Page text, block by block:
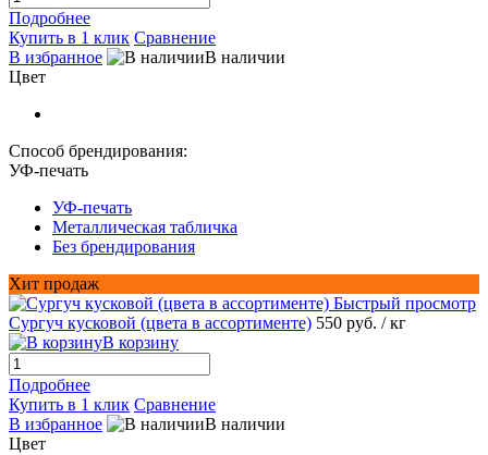
Подробнее
Купить в 1 клик Сравнение
В избранное
В наличии
Цвет
Способ брендирования:
УФ-печать
УФ-печать
Металлическая табличка
Без брендирования
Хит продаж
Быстрый просмотр
Сургуч кусковой (цвета в ассортименте) 550 руб. / кг
В корзину
Подробнее
Купить в 1 клик Сравнение
В избранное
В наличии
Цвет